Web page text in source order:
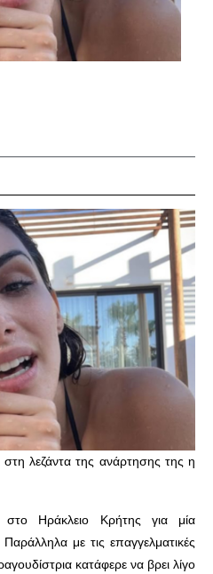
στη λεζάντα της ανάρτησης της η
Ηράκλειο Κρήτης για μία
με τις επαγγελματικές
κατάφερε να βρει λίγο